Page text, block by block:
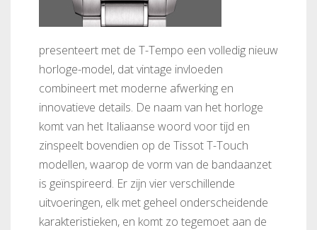
presenteert met de T-Tempo een volledig nieuw
horloge-model, dat vintage invloeden
combineert met moderne afwerking en
innovatieve details. De naam van het horloge
komt van het Italiaanse woord voor tijd en
zinspeelt bovendien op de Tissot T-Touch
modellen, waarop de vorm van de bandaanzet
is geïnspireerd. Er zijn vier verschillende
uitvoeringen, elk met geheel onderscheidende
karakteristieken, en komt zo tegemoet aan de